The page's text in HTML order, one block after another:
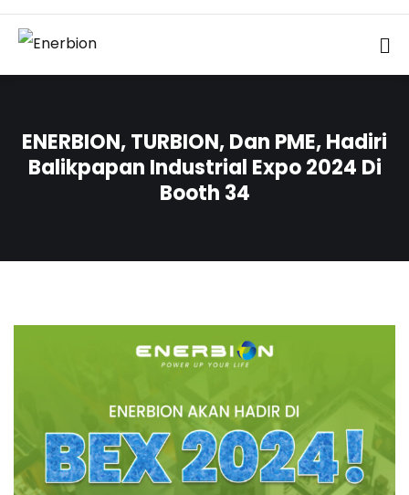
ENERBION, TURBION, Dan PME, Hadiri
Balikpapan Industrial Expo 2024 Di
Booth 34